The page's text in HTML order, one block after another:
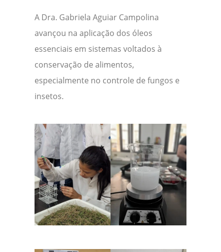
A Dra. Gabriela Aguiar Campolina
avançou na aplicação dos óleos
essenciais em sistemas voltados à
conservação de alimentos,
especialmente no controle de fungos e
insetos.